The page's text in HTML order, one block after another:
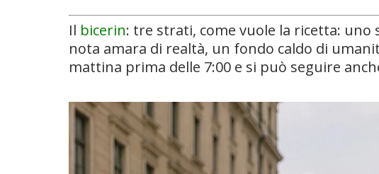
Il bicerin: tre strati, come vuole la ricetta:
nota amara di realtà, un fondo caldo di
mattina prima delle 7:00 e si può seguire